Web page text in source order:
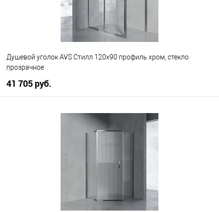
Душевой уголок AVS Стилл 120x90 профиль хром, стекло
прозрачное
41 705 руб.
В корзину